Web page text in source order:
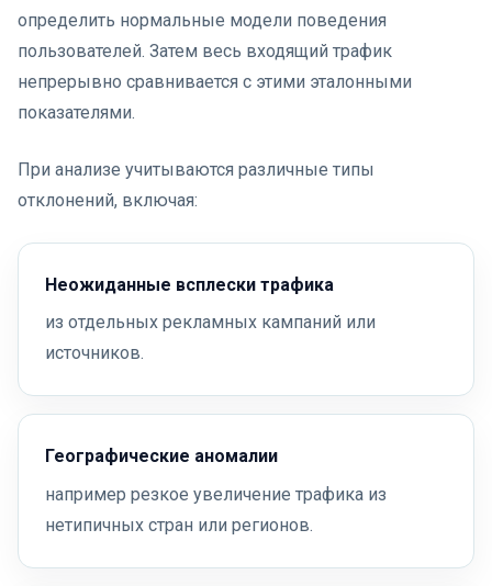
определить нормальные модели поведения
пользователей. Затем весь входящий трафик
непрерывно сравнивается с этими эталонными
показателями.
При анализе учитываются различные типы
отклонений, включая:
Неожиданные всплески трафика
из отдельных рекламных кампаний или
источников.
Географические аномалии
например резкое увеличение трафика из
нетипичных стран или регионов.